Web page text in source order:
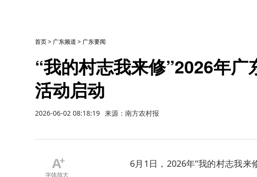
首页> 广东频道 > 广东要闻
“我的村志我来修”2026年
活动启动
2026-06-02 08:18:19 来源：南方农村报
6月1日，2026年“我的村志我